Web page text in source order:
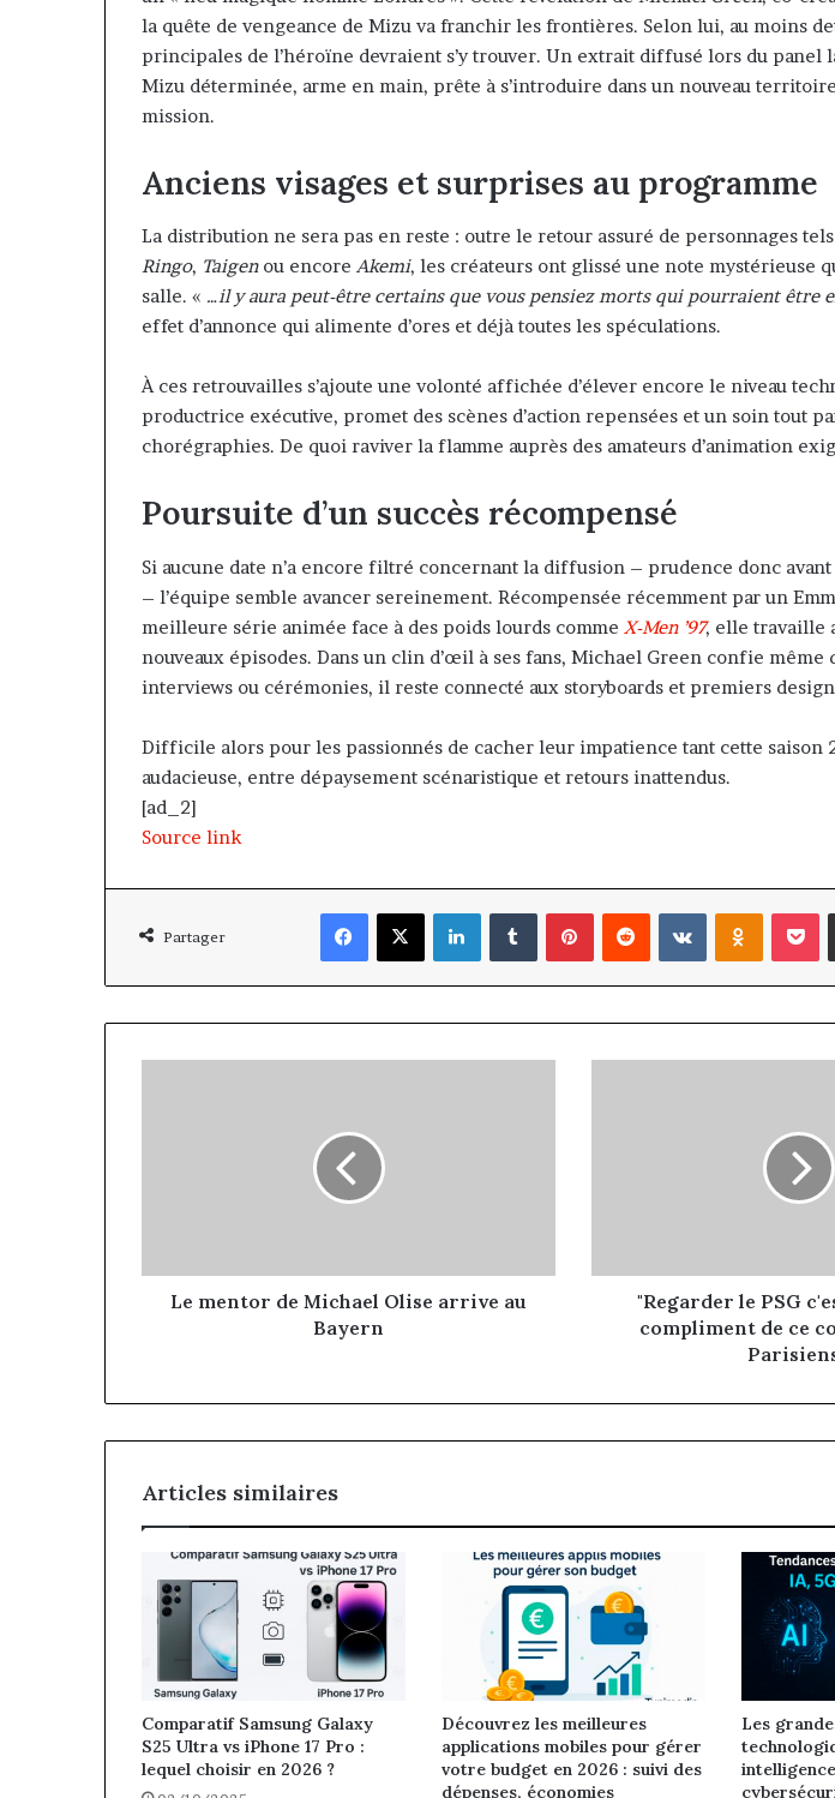
la quête de vengeance de Mizu va franchir les frontières. Selon lui, au moins
principales de l’héroïne devraient s’y trouver. Un extrait diffusé lors du panel
Mizu déterminée, arme en main, prête à s’introduire dans un nouveau
mission.
Anciens visages et surprises au programme
La distribution ne sera pas en reste : outre le retour assuré de personnages
Ringo, Taigenou encore Akemi, les créateurs ont glissé une note mystérieuse
salle. « …il y aura peut-être certains que vous pensiez morts qui pourraient être
effet d’annonce qui alimente d’ores et déjà toutes les spéculations.
À ces retrouvailles s’ajoute une volonté affichée d’élever encore le niveau
productrice exécutive, promet des scènes d’action repensées et un soin tout
chorégraphies. De quoi raviver la flamme auprès des amateurs d’animation
Poursuite d’un succès récompensé
Si aucune date n’a encore filtré concernant la diffusion – prudence donc
– l’équipe semble avancer sereinement. Récompensée récemment par un
meilleure série animée face à des poids lourds comme X-Men ’97, elle travaille
nouveaux épisodes. Dans un clin d’œil à ses fans, Michael Green confie même
interviews ou cérémonies, il reste connecté aux storyboards et premiers
Difficile alors pour les passionnés de cacher leur impatience tant cette saison 2
audacieuse, entre dépaysement scénaristique et retours inattendus.
[ad_2]
Source link
Partager
Facebook
X LinkedinTumblrPinterestReddit VKontakte
Le mentor de Michael Olise arrive au
Bayern
consultant
Parisiens
"Regarder le PSG
compliment de ce
Articles similaires
Comparatif Samsung Galaxy
S25 Ultra vs iPhone 17 Pro :
lequel choisir en 2026 ?
Découvrez les meilleures
applications mobiles pour gérer
votre budget en 2026 : suivi des
dépenses, économies
Les